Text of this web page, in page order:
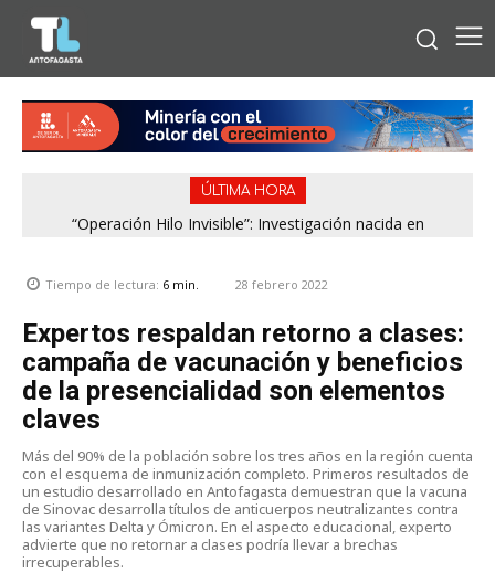
ÚLTIMA HORA
“Operación Hilo Invisible”: Investigación nacida en
Tiempo de lectura: 6 min. 28 febrero 2022
Expertos respaldan retorno a clases:
campaña de vacunación y beneficios
de la presencialidad son elementos
claves
Más del 90% de la población sobre los tres años en la región cuenta
con el esquema de inmunización completo. Primeros resultados de
un estudio desarrollado en Antofagasta demuestran que la vacuna
de Sinovac desarrolla títulos de anticuerpos neutralizantes contra
las variantes Delta y Ómicron. En el aspecto educacional, experto
advierte que no retornar a clases podría llevar a brechas
irrecuperables.